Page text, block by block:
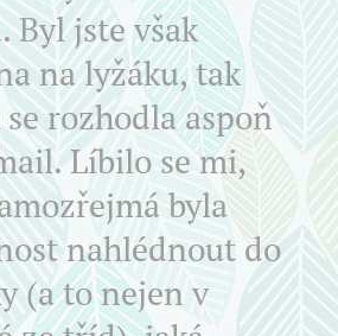
Byl jste však
na lyžáku, tak
rozhodla aspoň
Líbilo se mi,
byla
nahlédnout do
(a to nejen v